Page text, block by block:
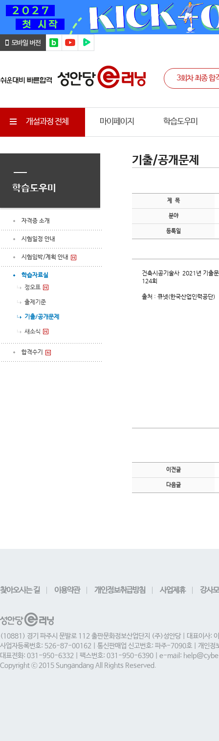
개설과정 전체 마이페이지 학습도우미
학습도우미
자격증 소개
시험일정 안내
시험임박/계획 안내
학습자료실
정오표
출제기준
기출/공개문제
새소식
합격수기
기출/공개문제
제 목
분야
등록일
건축시공기술사 2021년 기출
124회
출처 : 큐넷(한국산업인력공단)
이전글
다음글
찾아오시는 길 이용약관 개인정보취급방침 사업제휴 강사
(10881) 경기 파주시 문발로 112 출판문화정보산업단지 (주)성안당 | 대표이사:
사업자등록번호: 526-87-00162 | 통신판매업 신고번호: 파주-7090호 | 개인정
대표전화: 031-950-6332 | 팩스번호: 031-950-6390 | e-mail:
Copyright ⓒ 2015 Sungandang All Rights Reserved.